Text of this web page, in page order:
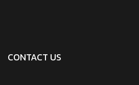
CONTACT US